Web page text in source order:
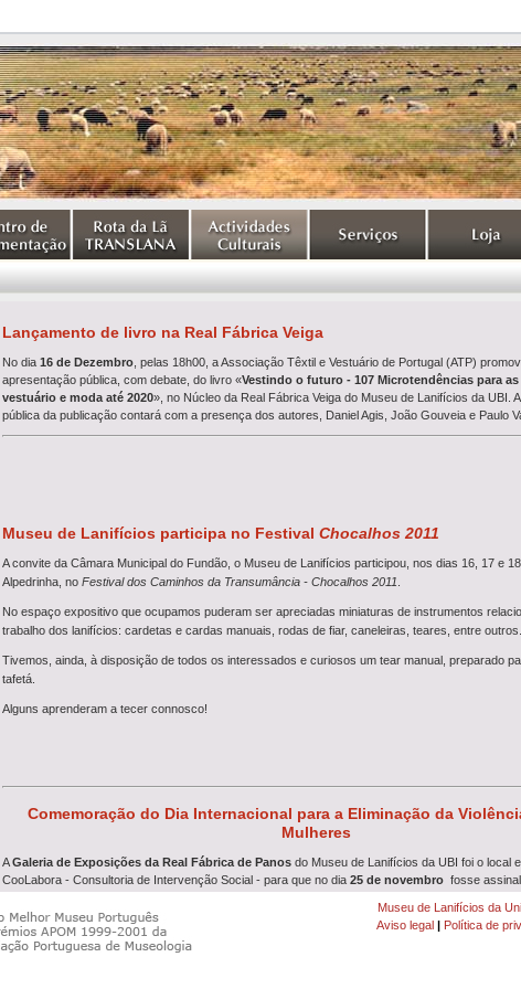
Lançamento de livro na Real Fábrica Veiga
No dia 16 de Dezembro, pelas 18h00, a Associação Têxtil e Vestuário de Portugal (ATP)
apresentação pública, com debate, do livro «Vestindo o futuro - 107 Microtendências para
vestuário e moda até 2020», no Núcleo da Real Fábrica Veiga do Museu de Lanifícios da UBI.
pública da publicação contará com a presença dos autores, Daniel Agis, João Gouveia e Paulo
Museu de Lanifícios participa no Festival Chocalhos 2011
A convite da Câmara Municipal do Fundão, o Museu de Lanifícios participou, nos dias 16, 17 e
Alpedrinha, no Festival dos Caminhos da Transumância - Chocalhos 2011
No espaço expositivo que ocupamos puderam ser apreciadas miniaturas de instrumentos
trabalho dos lanifícios: cardetas e cardas manuais, rodas de fiar, caneleiras, teares, entre outros.
Tivemos, ainda, à disposição de todos os interessados e curiosos um tear manual, preparado
tafetá.
Alguns aprenderam a tecer connosco!
Comemoração do Dia Internacional para a Eliminação da
Mulheres
AGaleria de Exposições da Real Fábrica de Panosdo Museu de Lanifícios da UBI foi o local
CooLabora - Consultoria de Intervenção Social - para que no dia25 de novembro fosse
Vejaaquio programa completo ads atividades.
Museu de Lanifícios da
Aviso legal | Política de